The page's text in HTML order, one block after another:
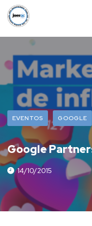
EVENTOS GOOGLE
Google
14/10/2015